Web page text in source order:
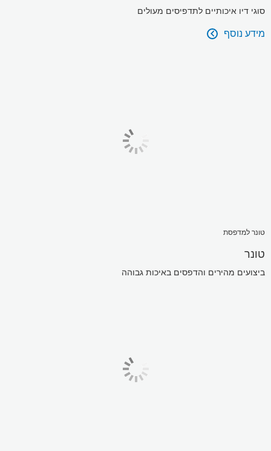
סוגי דיו איכותיים לתדפיסים מעולים
מידע נוסף 
טונר למדפסת
טונר
ביצועים מהירים והדפסים באיכות גבוהה